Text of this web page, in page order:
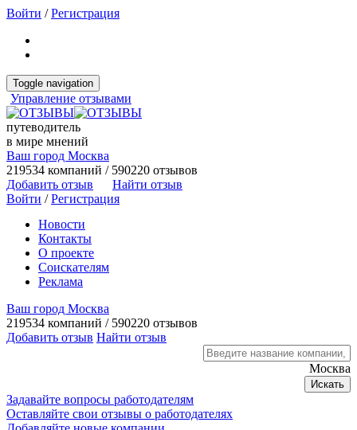
Войти /Регистрация
Toggle navigation
Управление отзывами
путеводитель
в мире мнений
Ваш город Москва
219534 компаний / 590220 отзывов
Добавить отзыв
Найти отзыв
Войти /Регистрация
Новости
Контакты
О проекте
Соискателям
Реклама
Ваш город Москва
219534 компаний / 590220 отзывов
Добавить отзыв Найти отзыв
Москва
Искать
Задавайте вопросы работодателям
Оставляйте свои отзывы о работодателях